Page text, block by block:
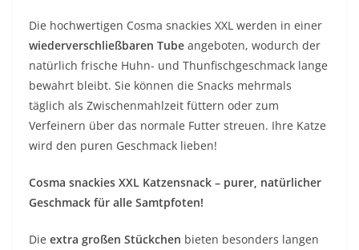
Die hochwertigen Cosma snackies XXL werden in einer
wiederverschließbaren Tube angeboten, wodurch der
natürlich frische Huhn- und Thunfischgeschmack lange
bewahrt bleibt. Sie können die Snacks mehrmals
täglich als Zwischenmahlzeit füttern oder zum
Verfeinern über das normale Futter streuen. Ihre Katze
wird den puren Geschmack lieben!
Cosma snackies XXL Katzensnack – purer, natürlicher
Geschmack für alle Samtpfoten!
Die extra großen Stückchen bieten besonders langen